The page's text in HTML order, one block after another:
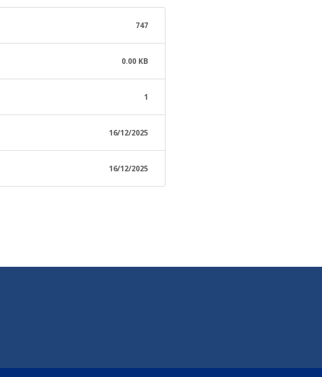
747
0.00 KB
1
16/12/2025
16/12/2025